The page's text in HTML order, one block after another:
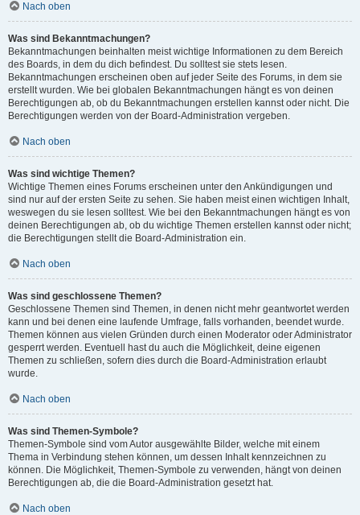
Nach oben
Was sind Bekanntmachungen?
Bekanntmachungen beinhalten meist wichtige Informationen zu dem Bereich
des Boards, in dem du dich befindest. Du solltest sie stets lesen.
Bekanntmachungen erscheinen oben auf jeder Seite des Forums, in dem sie
erstellt wurden. Wie bei globalen Bekanntmachungen hängt es von deinen
Berechtigungen ab, ob du Bekanntmachungen erstellen kannst oder nicht. Die
Berechtigungen werden von der Board-Administration vergeben.
Nach oben
Was sind wichtige Themen?
Wichtige Themen eines Forums erscheinen unter den Ankündigungen und
sind nur auf der ersten Seite zu sehen. Sie haben meist einen wichtigen Inhalt,
weswegen du sie lesen solltest. Wie bei den Bekanntmachungen hängt es von
deinen Berechtigungen ab, ob du wichtige Themen erstellen kannst oder nicht;
die Berechtigungen stellt die Board-Administration ein.
Nach oben
Was sind geschlossene Themen?
Geschlossene Themen sind Themen, in denen nicht mehr geantwortet werden
kann und bei denen eine laufende Umfrage, falls vorhanden, beendet wurde.
Themen können aus vielen Gründen durch einen Moderator oder Administrator
gesperrt werden. Eventuell hast du auch die Möglichkeit, deine eigenen
Themen zu schließen, sofern dies durch die Board-Administration erlaubt
wurde.
Nach oben
Was sind Themen-Symbole?
Themen-Symbole sind vom Autor ausgewählte Bilder, welche mit einem
Thema in Verbindung stehen können, um dessen Inhalt kennzeichnen zu
können. Die Möglichkeit, Themen-Symbole zu verwenden, hängt von deinen
Berechtigungen ab, die die Board-Administration gesetzt hat.
Nach oben